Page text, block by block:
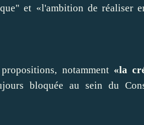
et «l'ambition de réaliser
notamment «la
bloquée au sein du